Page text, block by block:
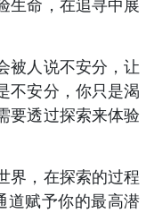
命，在追寻中展
被人说不安分，让
不安分，你只是渴
要透过探索来体验
界，在探索的过程
道赋予你的最高潜